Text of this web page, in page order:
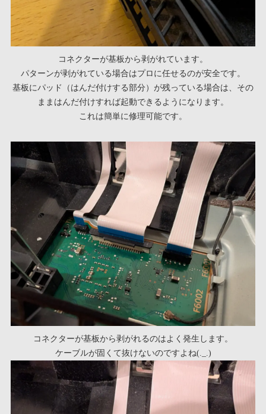
コネクターが基板から剥がれています。
パターンが剥がれている場合はプロに任せるのが安全です。
基板にパッド（はんだ付けする部分）が残っている場合は、その
ままはんだ付けすれば起動できるようになります。
これは簡単に修理可能です。
コネクターが基板から剥がれるのはよく発生します。
ケーブルが固くて抜けないのですよね(._.)